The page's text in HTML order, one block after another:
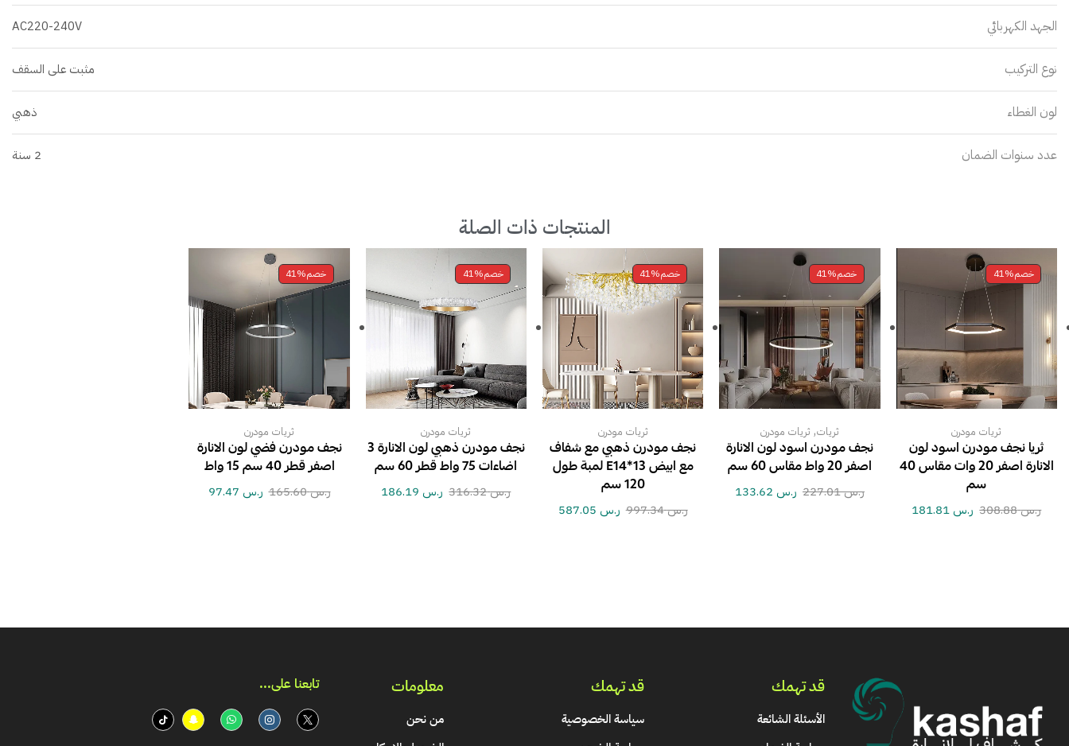
الجهد الكهربائي AC220-240V
نوع التركيب مثبت على السقف
لون الغطاء ذهبي
عدد سنوات الضمان 2 سنة
المنتجات ذات الصلة
خصم41%
ثريات مودرن
ثريا نجف مودرن اسود لون
الانارة اصفر 20 وات مقاس 40
سم
ر.س308.88 ر.س
خصم41%
ثريات, ثريات مودرن
نجف مودرن اسود لون الانارة
اصفر 20 واط مقاس 60 سم
ر.س227.01 ر.س
خصم41%
ثريات مودرن
نجف مودرن ذهبي مع شفاف
مع ابيض E14*13 لمبة طول
120 سم
ر.س997.34 ر.س
خصم41%
ثريات مودرن
نجف مودرن ذهبي لون الانارة 3
اضاءات 75 واط قطر 60 سم
ر.س316.32 ر.س
خصم41%
ثريات مودرن
نجف مودرن فضي لون الانارة
اصفر قطر 40 سم 15 واط
ر.س165.60 ر.س
قد تهمك
الأسئلة الشائعة
قد تهمك
سياسة الخصوصية
معلومات
من نحن
تابعنا على...​